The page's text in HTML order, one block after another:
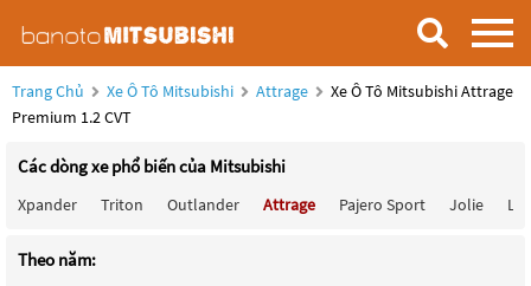
Trang Chủ Xe Ô Tô Mitsubishi Attrage
Xe Ô Tô Mitsubishi Attrage
Premium 1.2 CVT
Các dòng xe phổ biến của Mitsubishi
Xpander Triton Outlander Attrage Pajero Sport Jolie
Theo năm: